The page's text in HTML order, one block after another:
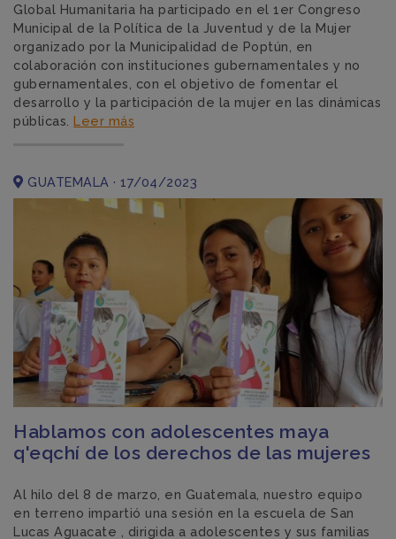
Global Humanitaria ha participado en el 1er Congreso
Municipal de la Política de la Juventud y de la Mujer
organizado por la Municipalidad de Poptún, en
colaboración con instituciones gubernamentales y no
gubernamentales, con el objetivo de fomentar el
desarrollo y la participación de la mujer en las dinámicas
públicas. Leer más
GUATEMALA · 17/04/2023
Hablamos con adolescentes maya
q'eqchí de los derechos de las mujeres
Al hilo del 8 de marzo, en Guatemala, nuestro equipo
en terreno impartió una sesión en la escuela de San
Lucas Aguacate , dirigida a adolescentes y sus familias